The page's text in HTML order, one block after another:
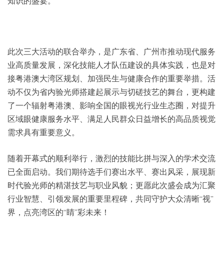
此次三大活动的联合举办，是广东省、广州市推动现代服务
业高质量发展，深化技能人才队伍建设的具体实践，也是对
接粤港澳大湾区规划、加强民生与健康合作的重要举措。活
动不仅为省内验光师搭建起展示与切磋技艺的舞台，更构建
了一个辐射粤港澳、影响全国的眼视光行业生态圈，对提升
区域眼健康服务水平、满足人民群众日益增长的高品质视觉
需求具有重要意义。
随着开幕式的顺利举行，激烈的技能比拼与深入的学术交流
已全面启动。我们期待选手们赛出水平、赛出风采，展现新
时代验光师的精湛技艺与职业风貌；更愿此次盛会成为汇聚
行业智慧、引领发展的重要里程碑，共同守护大众清晰“视”
界，点亮湾区的“睛”彩未来！